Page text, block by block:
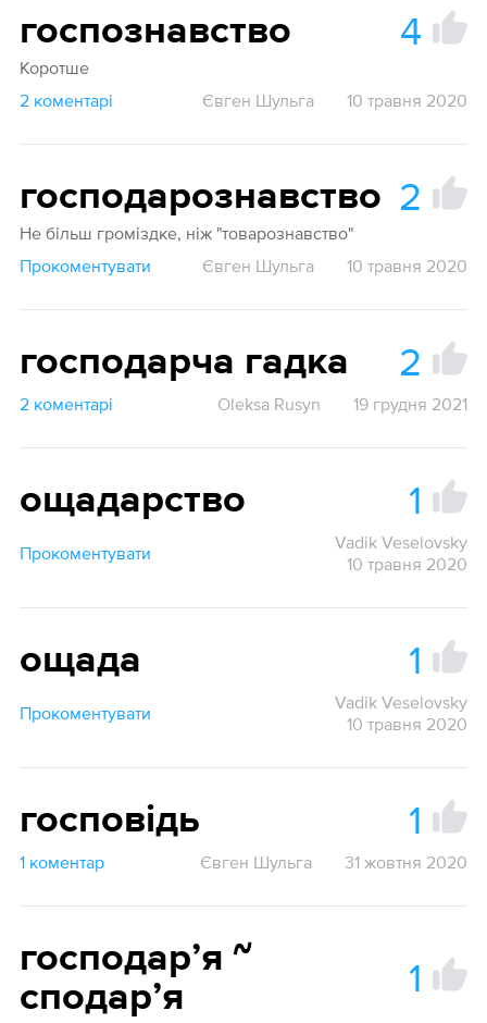
госпознавство 4
Коротше
2 коментарі
Євген Шульга 10 травня 2020
господарознавство 2
Не більш громіздке, ніж "товарознавство"
Прокоментувати
Євген Шульга 10 травня 2020
господарча гадка 2
2 коментарі Oleksa Rusyn 19 грудня 2021
ощадарство 1
Прокоментувати
Vadik Veselovsky
10 травня 2020
ощада 1
Прокоментувати
Vadik Veselovsky
10 травня 2020
госповідь 1
1 коментар Євген Шульга 31 жовтня 2020
господарʼя ~
сподарʼя
1